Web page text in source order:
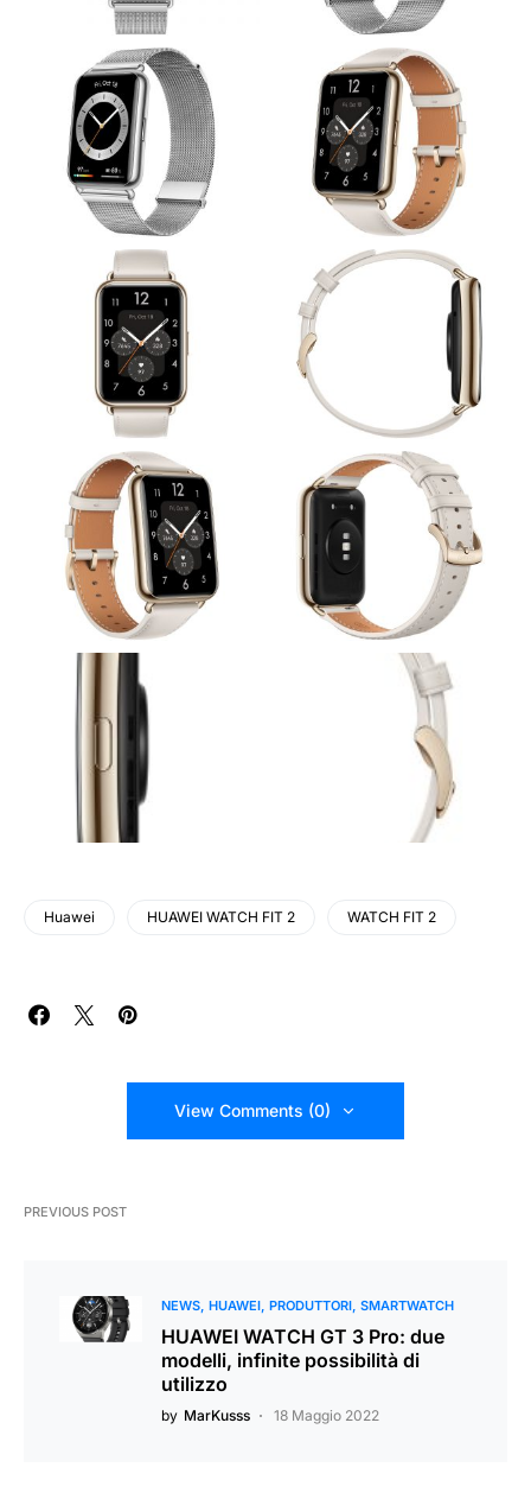
Huawei HUAWEI WATCH FIT 2 WATCH FIT 2
View Comments (0)
PREVIOUS POST
NEWS HUAWEI PRODUTTORI SMARTWATCH
HUAWEI WATCH GT 3 Pro: due
modelli, infinite possibilità di
utilizzo
by MarKusss 18 Maggio 2022